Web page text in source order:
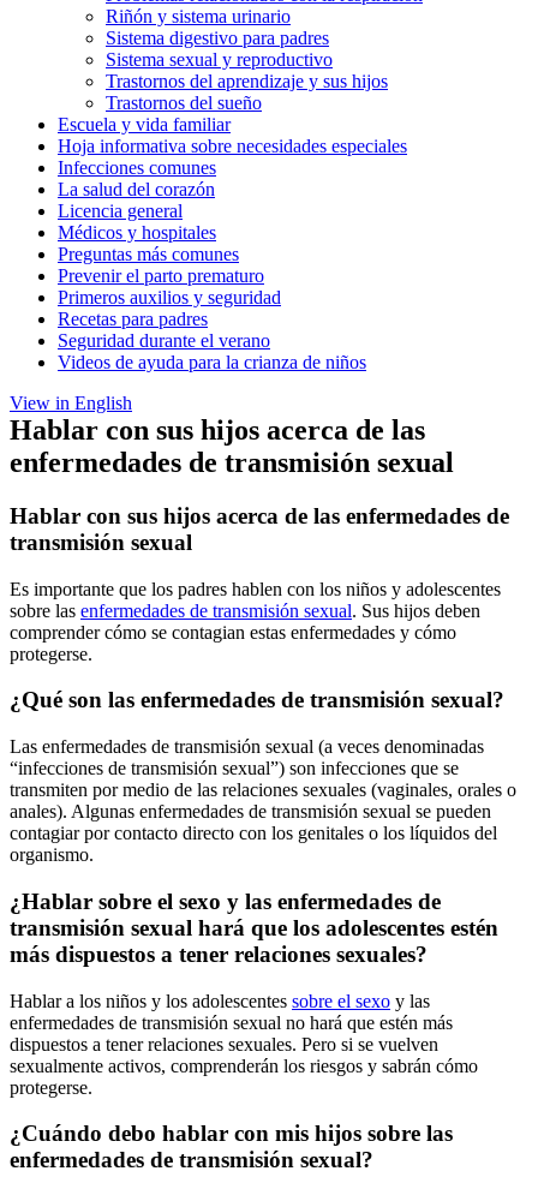
Riñón y sistema urinario
Sistema digestivo para padres
Sistema sexual y reproductivo
Trastornos del aprendizaje y sus hijos
Trastornos del sueño
Escuela y vida familiar
Hoja informativa sobre necesidades especiales
Infecciones comunes
La salud del corazón
Licencia general
Médicos y hospitales
Preguntas más comunes
Prevenir el parto prematuro
Primeros auxilios y seguridad
Recetas para padres
Seguridad durante el verano
Videos de ayuda para la crianza de niños
View in English
Hablar con sus hijos acerca de las
enfermedades de transmisión sexual
Hablar con sus hijos acerca de las enfermedades de
transmisión sexual
Es importante que los padres hablen con los niños y adolescentes
sobre las enfermedades de transmisión sexual. Sus hijos deben
comprender cómo se contagian estas enfermedades y cómo
protegerse.
¿Qué son las enfermedades de transmisión sexual?
Las enfermedades de transmisión sexual (a veces denominadas
“infecciones de transmisión sexual”) son infecciones que se
transmiten por medio de las relaciones sexuales (vaginales, orales o
anales). Algunas enfermedades de transmisión sexual se pueden
contagiar por contacto directo con los genitales o los líquidos del
organismo.
¿Hablar sobre el sexo y las enfermedades de
transmisión sexual hará que los adolescentes estén
más dispuestos a tener relaciones sexuales?
Hablar a los niños y los adolescentes sobre el sexo y las
enfermedades de transmisión sexual no hará que estén más
dispuestos a tener relaciones sexuales. Pero si se vuelven
sexualmente activos, comprenderán los riesgos y sabrán cómo
protegerse.
¿Cuándo debo hablar con mis hijos sobre las
enfermedades de transmisión sexual?